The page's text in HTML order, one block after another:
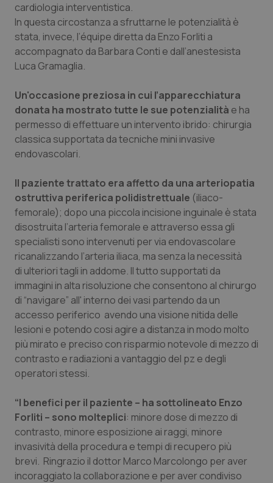
Friuli Venezia Giulia
Lazio
Lombardia
Marche
Piemonte
Provincia Autonoma di Bolzano
Provincia Autonoma di Trento
Puglia
Sardegna
Sicilia
Toscana
Umbria
Valle D’Aosta
Dermatite Atopica
Diabete & glucometri
Dolore
Donna & Salute
HIV
Infezioni & Febbre
Ipertensione & Scompenso
Malattie rare
Malattia di Crohn & Rettocolite Ulcerosa
Neuroscienze & patologie neurodegenerative
Obesità
Oftalmologia
Oncodermatologia
cardiologia interventistica.
In questa circostanza a sfruttarne le potenzialità è
stata, invece, l’équipe diretta da Enzo Forliti a
accompagnato da Barbara Conti e dall’anestesista
Luca Gramaglia.
Un'occasione preziosa in cui l’apparecchiatura
donata ha mostrato tutte le sue potenzialità e ha
permesso di effettuare un intervento ibrido: chirurgia
classica supportata da tecniche mini invasive
endovascolari.
Il paziente trattato era affetto da una arteriopatia
ostruttiva periferica polidistrettuale (iliaco-
femorale); dopo una piccola incisione inguinale è stata
disostruita l’arteria femorale e attraverso essa gli
specialisti sono intervenuti per via endovascolare
ricanalizzando l’arteria iliaca, ma senza la necessità
di ulteriori tagli in addome. Il tutto supportati da
immagini in alta risoluzione che consentono al chirurgo
di “navigare” all' interno dei vasi partendo da un
accesso periferico avendo una visione nitida delle
lesioni e potendo cosi agire a distanza in modo molto
più mirato e preciso con risparmio notevole di mezzo di
contrasto e radiazioni a vantaggio del pz e degli
operatori stessi.
“I benefici per il paziente – ha sottolineato Enzo
Forliti – sono molteplici: minore dose di mezzo di
contrasto, minore esposizione ai raggi, minore
invasività della procedura e tempi di recupero più
brevi. Ringrazio il dottor Marco Marcolongo per aver
incoraggiato la collaborazione e per aver condiviso